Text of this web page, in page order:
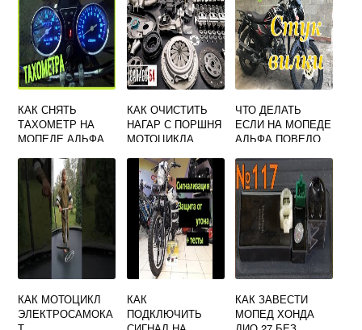
КАК СНЯТЬ
ТАХОМЕТР НА
МОПЕДЕ АЛЬФА
КАК ОЧИСТИТЬ
НАГАР С ПОРШНЯ
МОТОЦИКЛА
ЧТО ДЕЛАТЬ
ЕСЛИ НА МОПЕДЕ
АЛЬФА ПОВЕЛО
КАК МОТОЦИКЛ
ЭЛЕКТРОСАМОКА
КАК
ПОДКЛЮЧИТЬ
КАК ЗАВЕСТИ
МОПЕД ХОНДА